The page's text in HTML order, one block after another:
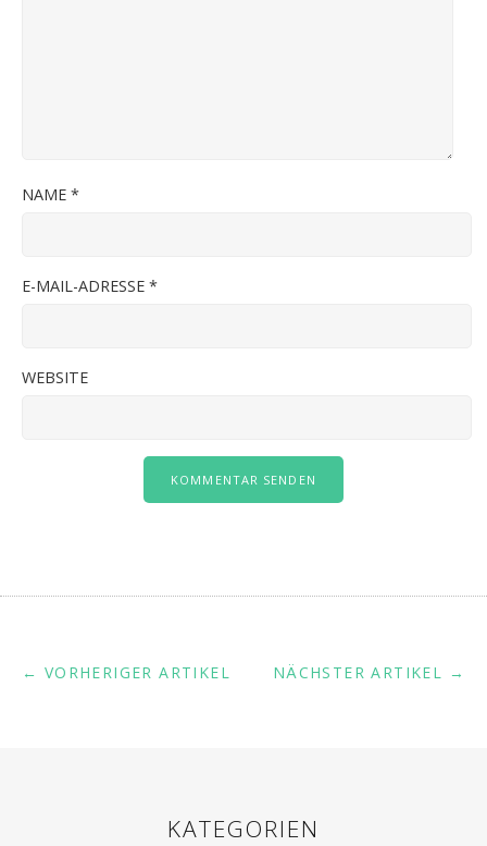
NAME *
E-MAIL-ADRESSE *
WEBSITE
NÄCHSTER ARTIKEL →
← VORHERIGER ARTIKEL
KATEGORIEN